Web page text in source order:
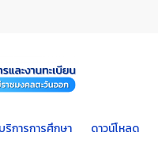
ริการการศึกษา ดาวน์โหลด